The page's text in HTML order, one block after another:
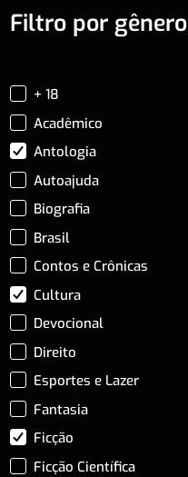
Filtro por gênero
+ 18
Acadêmico
Antologia
Autoajuda
Biografia
Brasil
Contos e Crônicas
Cultura
Devocional
Direito
Esportes e Lazer
Fantasia
Ficção
Ficção Científica